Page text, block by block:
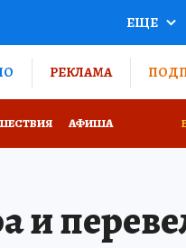
ЕЩЕ
РЕКЛАМА
АФИША
и